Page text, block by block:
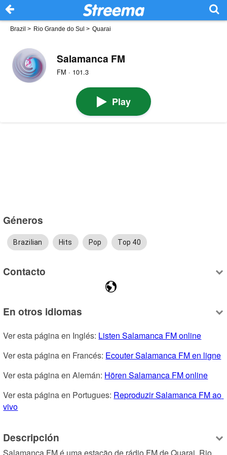
Brazil > Rio Grande do Sul > Quarai
Salamanca FM
FM · 101.3
Play
Géneros
Brazilian Hits Pop Top 40
Contacto
En otros idiomas
Ver esta página en Inglés: Listen Salamanca FM online
Ver esta página en Francés: Ecouter Salamanca FM en ligne
Ver esta página en Alemán: Hören Salamanca FM online
Ver esta página en Portugues: Reproduzir Salamanca FM ao
vivo
Descripción